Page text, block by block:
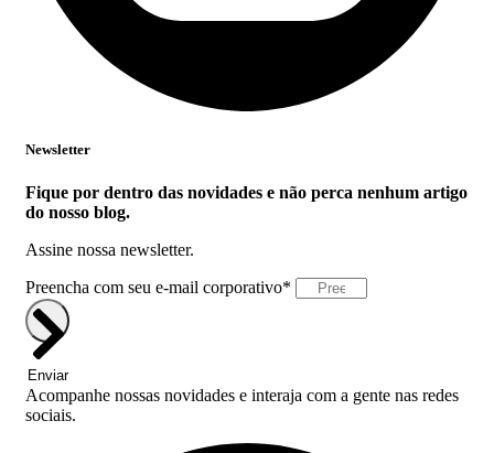
Newsletter
Fique por dentro das novidades e não perca nenhum artigo
do nosso blog.
Assine nossa newsletter.
Preencha com seu e-mail corporativo*
Enviar
Acompanhe nossas novidades e interaja com a gente nas redes
sociais.